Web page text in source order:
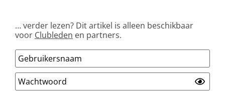
… verder lezen? Dit artikel is alleen beschikbaar
voor Clubleden en partners.